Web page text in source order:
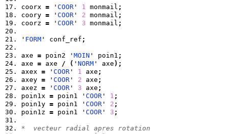
coorx = ' COOR ' 1 monmail ;
coory = ' COOR ' 2 monmail ;
coorz = ' COOR ' 3 monmail ;
' FORM ' conf_ref ;
axe = poin2 ' MOIN ' poin1 ;
axe = axe / ( ' NORM ' axe ) ;
axex = ' COOR ' 1 axe ;
axey = ' COOR ' 2 axe ;
axez = ' COOR ' 3 axe ;
poin1x = poin1 ' COOR ' 1 ;
poin1y = poin1 ' COOR ' 2 ;
poin1z = poin1 ' COOR ' 3 ;
*  vecteur radial apres rotation